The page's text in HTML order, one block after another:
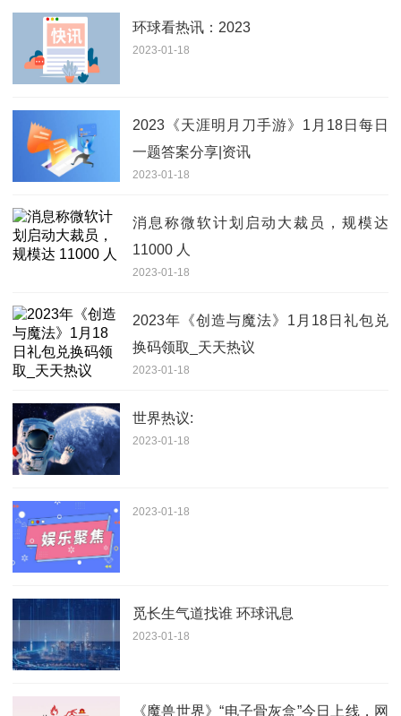
环球看热讯：2023
2023-01-18
2023《天涯明月刀手游》1月18日每日
一题答案分享|资讯
2023-01-18
消息称微软计划启动大裁员，规模达
11000 人
2023-01-18
2023年《创造与魔法》1月18日礼包兑
换码领取_天天热议
2023-01-18
世界热议:
2023-01-18
2023-01-18
觅长生气道找谁 环球讯息
2023-01-18
《魔兽世界》“电子骨灰盒”今日上线，网